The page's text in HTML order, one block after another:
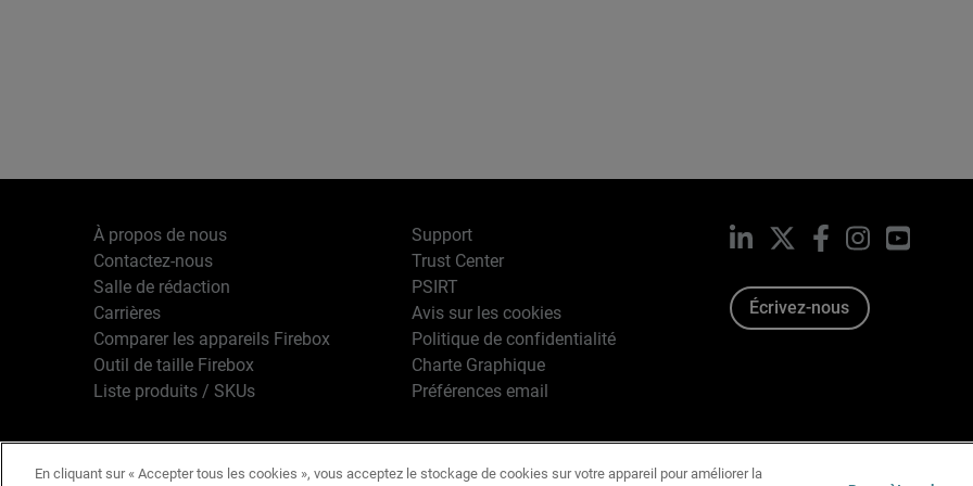
À propos de nous
Contactez-nous
Salle de rédaction
Carrières
Comparer les appareils Firebox
Outil de taille Firebox
Liste produits / SKUs
Support
Trust Center
PSIRT
Avis sur les cookies
Politique de confidentialité
Charte Graphique
Préférences email
LinkedIn Facebook
Instagram
Écrivez-nous
Français
En cliquant sur « Accepter tous les cookies », vous acceptez le stockage de cookies sur votre appareil pour améliorer la